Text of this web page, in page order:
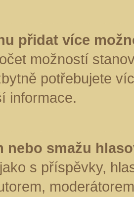
přidat více
možností
potřebujete
informace.
nebo smažu
s příspěvky,